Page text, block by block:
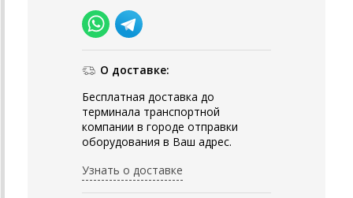
О доставке:
Бесплатная доставка до
терминала транспортной
компании в городе отправки
оборудования в Ваш адрес.
Узнать о доставке